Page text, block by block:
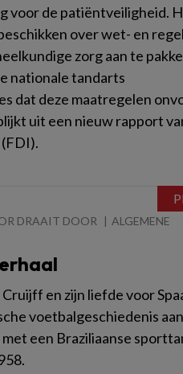
voor de patiëntveiligheid.
over wet- en
zorg aan te
nationale tandarts
dat deze maatregelen
uit een nieuw rapport
DRAAIT DOOR
ALGEMENE
en zijn liefde voor
voetbalgeschiedenis
met een Braziliaanse